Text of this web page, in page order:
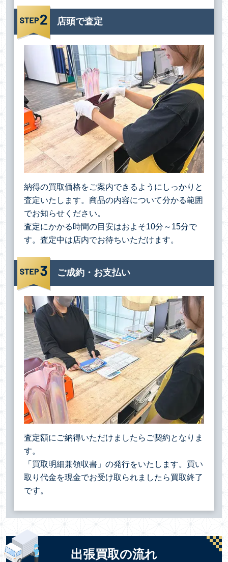
店頭で査定
納得の買取価格をご案内できるようにしっかりと
査定いたします。商品の内容について分かる範囲
でお知らせください。
査定にかかる時間の目安はおよそ10分～15分で
す。査定中は店内でお待ちいただけます。
ご成約・お支払い
査定額にご納得いただけましたらご契約となりま
す。
「買取明細兼領収書」の発行をいたします。買い
取り代金を現金でお受け取られましたら買取終了
です。
出張買取の流れ